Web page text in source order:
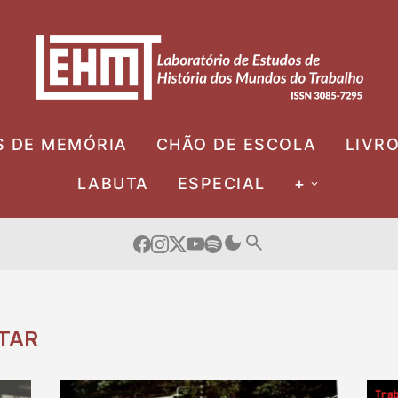
DE MEMÓRIA CHÃO DE ESCOLA
LABUTA ESPECIAL +